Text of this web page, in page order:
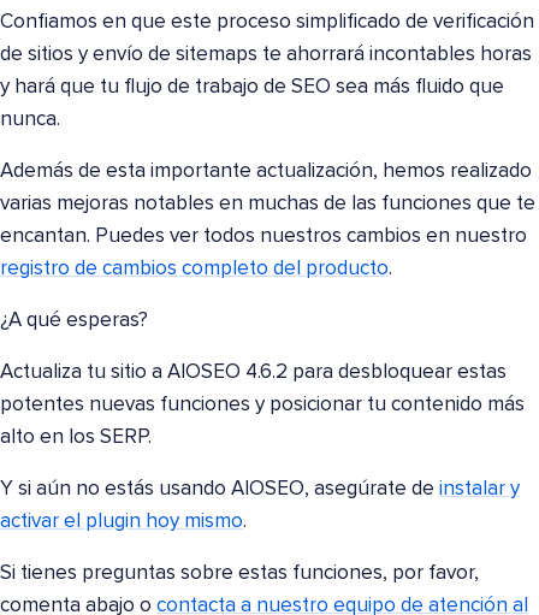
Confiamos en que este proceso simplificado de verificación
de sitios y envío de sitemaps te ahorrará incontables horas
y hará que tu flujo de trabajo de SEO sea más fluido que
nunca.
Además de esta importante actualización, hemos realizado
varias mejoras notables en muchas de las funciones que te
encantan. Puedes ver todos nuestros cambios en nuestro
registro de cambios completo del producto.
¿A qué esperas?
Actualiza tu sitio a AIOSEO 4.6.2 para desbloquear estas
potentes nuevas funciones y posicionar tu contenido más
alto en los SERP.
Y si aún no estás usando AIOSEO, asegúrate de instalar y
activar el plugin hoy mismo.
Si tienes preguntas sobre estas funciones, por favor,
comenta abajo o contacta a nuestro equipo de atención al